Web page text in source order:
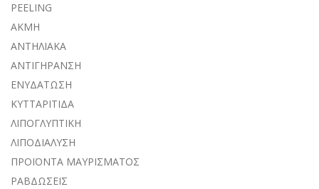
PEELING
ΑΚΜΗ
ΑΝΤΗΛΙΑΚΑ
ΑΝΤΙΓΗΡΑΝΣΗ
ΕΝΥΔΑΤΩΣΗ
ΚΥΤΤΑΡΙΤΙΔΑ
ΛΙΠΟΓΛΥΠΤΙΚΗ
ΛΙΠΟΔΙΑΛΥΣΗ
ΠΡΟΪΟΝΤΑ ΜΑΥΡΙΣΜΑΤΟΣ
ΡΑΒΔΩΣΕΙΣ